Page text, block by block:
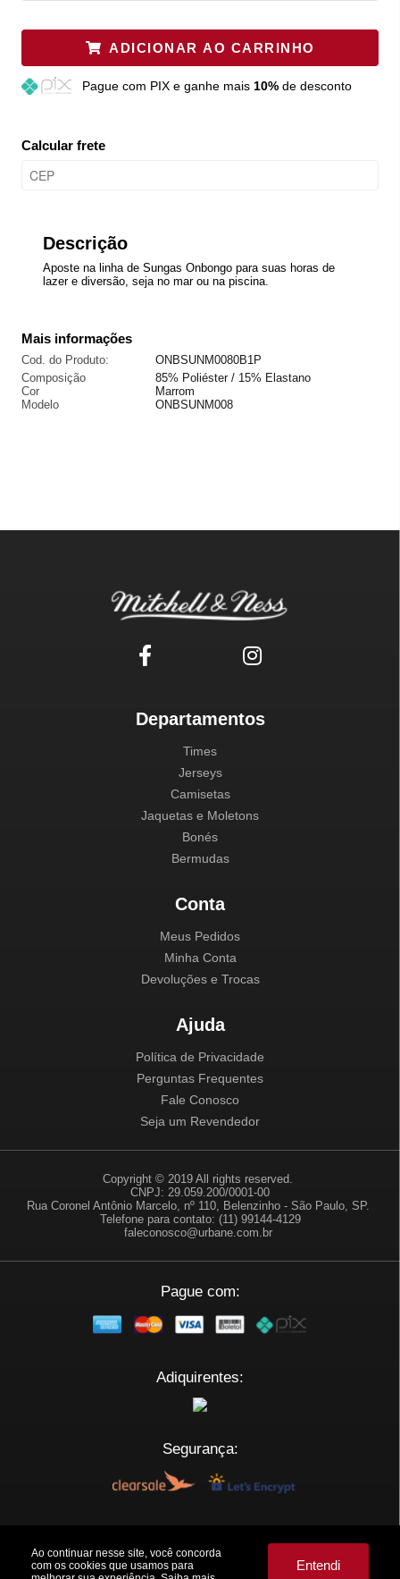
Ao continuar nesse site, você concorda
com os cookies que usamos para
Entendi
ADICIONAR AO CARRINHO
Pague com PIX e ganhe mais 10%de desconto
Calcular frete
Descrição
Aposte na linha de Sungas Onbongo para suas horas de
lazer e diversão, seja no mar ou na piscina.
Mais informações
Cod. do Produto:
ONBSUNM0080B1P
Composição
85% Poliéster / 15% Elastano
Cor
Marrom
Modelo
ONBSUNM008
Departamentos
Times
Jerseys
Camisetas
Jaquetas e Moletons
Bonés
Bermudas
Conta
Meus Pedidos
Minha Conta
Devoluções e Trocas
Ajuda
Política de Privacidade
Perguntas Frequentes
Fale Conosco
Seja um Revendedor
Copyright © 2019 All rights reserved.
CNPJ: 29.059.200/0001-00
Rua Coronel Antônio Marcelo, nº 110, Belenzinho - São Paulo, SP.
Telefone para contato: (11) 99144-4129
faleconosco@urbane.com.br
Pague com:
Adiquirentes:
Segurança: